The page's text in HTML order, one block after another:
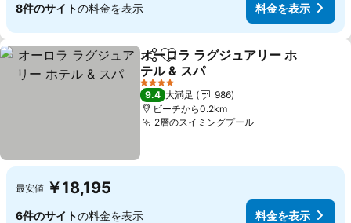
8件のサイトの料金を表示 料金を表示
シェアお気に入りに追加
オーロラ ラグジュアリー ホ
テル & スパ
4 ホテルのランク
9.4 大満足
986
ビーチから0.2km
2層のスイミングプール
最安値 ￥18,195
6件のサイトの料金を表示 料金を表示